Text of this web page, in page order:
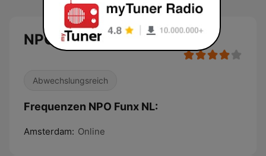
NPO Funx NL
Abwechslungsreich
Frequenzen NPO Funx NL:
Amsterdam: Online